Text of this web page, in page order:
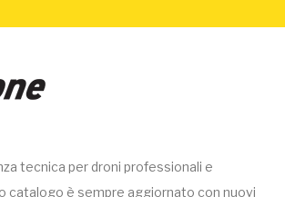
tecnica per droni professionali e
catalogo è sempre aggiornato con nuovi